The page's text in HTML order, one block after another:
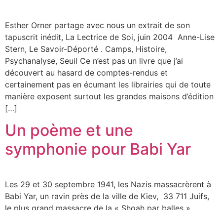
Esther Orner partage avec nous un extrait de son
tapuscrit inédit, La Lectrice de Soi, juin 2004 Anne-Lise
Stern, Le Savoir-Déporté . Camps, Histoire,
Psychanalyse, Seuil Ce n’est pas un livre que j’ai
découvert au hasard de comptes-rendus et
certainement pas en écumant les librairies qui de toute
manière exposent surtout les grandes maisons d’édition
[…]
Un poème et une
symphonie pour Babi Yar
Les 29 et 30 septembre 1941, les Nazis massacrèrent à
Babi Yar, un ravin près de la ville de Kiev, 33 711 Juifs,
le plus grand massacre de la « Shoah par balles ».